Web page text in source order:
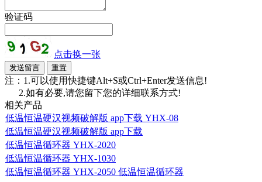
验证码
点击换一张
注：1.可以使用快捷键Alt+S或Ctrl+Enter发送信息!
2.如有必要,请您留下您的详细联系方式!
相关产品
低温恒温硬汉视频破解版 app下载 YHX-08
低温恒温硬汉视频破解版 app下载
低温恒温循环器 YHX-2020
低温恒温循环器 YHX-1030
低温恒温循环器 YHX-2050 低温恒温循环器